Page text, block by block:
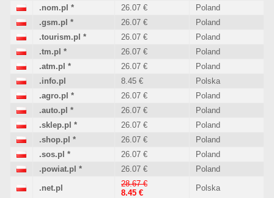
.nom.pl * 26.07 €
Poland
.gsm.pl * 26.07 €
Poland
.tourism.pl * 26.07 €
Poland
.tm.pl * 26.07 €
Poland
.atm.pl * 26.07 €
Poland
.info.pl
8.45 €
Polska
.agro.pl * 26.07 €
Poland
.auto.pl * 26.07 €
Poland
.sklep.pl * 26.07 €
Poland
.shop.pl * 26.07 €
Poland
.sos.pl * 26.07 €
Poland
.powiat.pl * 26.07 € Poland
.net.pl
28.67 €
8.45 €
Polska